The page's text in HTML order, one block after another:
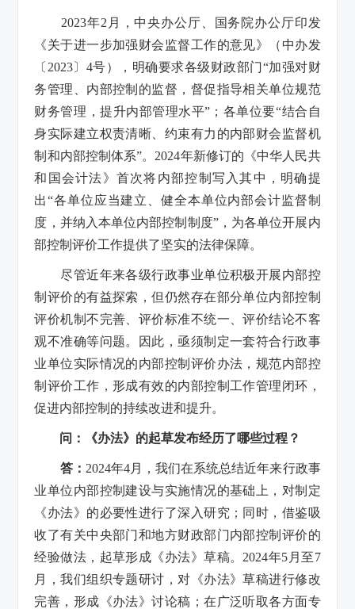
2023年2月，中央办公厅、国务院办公厅印发
《关于进一步加强财会监督工作的意见》（中办发
〔2023〕4号），明确要求各级财政部门“加强对财
务管理、内部控制的监督，督促指导相关单位规范
财务管理，提升内部管理水平”；各单位要“结合自
身实际建立权责清晰、约束有力的内部财会监督机
制和内部控制体系”。2024年新修订的《中华人民共
和国会计法》首次将内部控制写入其中，明确提
出“各单位应当建立、健全本单位内部会计监督制
度，并纳入本单位内部控制制度”，为各单位开展内
部控制评价工作提供了坚实的法律保障。
尽管近年来各级行政事业单位积极开展内部控
制评价的有益探索，但仍然存在部分单位内部控制
评价机制不完善、评价标准不统一、评价结论不客
观不准确等问题。因此，亟须制定一套符合行政事
业单位实际情况的内部控制评价办法，规范内部控
制评价工作，形成有效的内部控制工作管理闭环，
促进内部控制的持续改进和提升。
问：《办法》的起草发布经历了哪些过程？
答： 2024年4月，我们在系统总结近年来行政事
业单位内部控制建设与实施情况的基础上，对制定
《办法》的必要性进行了深入研究；同时，借鉴吸
收了有关中央部门和地方财政部门内部控制评价的
经验做法，起草形成《办法》草稿。2024年5月至7
月，我们组织专题研讨，对《办法》草稿进行修改
完善，形成《办法》讨论稿；在广泛听取各方面专